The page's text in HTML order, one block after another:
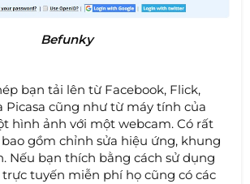
Befunky
bạn tải lên từ Facebook, Flick,
Picasa cũng như từ máy tính của
hình ảnh với một webcam. Có rất
gồm chỉnh sửa hiệu ứng, khung
Nếu bạn thích bằng cách sử dụng
tuyến miễn phí họ cũng có các